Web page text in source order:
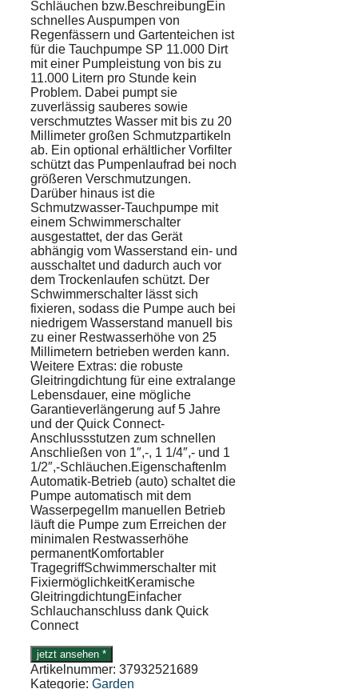
Schläuchen bzw.BeschreibungEin
schnelles Auspumpen von
Regenfässern und Gartenteichen ist
für die Tauchpumpe SP 11.000 Dirt
mit einer Pumpleistung von bis zu
11.000 Litern pro Stunde kein
Problem. Dabei pumpt sie
zuverlässig sauberes sowie
verschmutztes Wasser mit bis zu 20
Millimeter großen Schmutzpartikeln
ab. Ein optional erhältlicher Vorfilter
schützt das Pumpenlaufrad bei noch
größeren Verschmutzungen.
Darüber hinaus ist die
Schmutzwasser-Tauchpumpe mit
einem Schwimmerschalter
ausgestattet, der das Gerät
abhängig vom Wasserstand ein- und
ausschaltet und dadurch auch vor
dem Trockenlaufen schützt. Der
Schwimmerschalter lässt sich
fixieren, sodass die Pumpe auch bei
niedrigem Wasserstand manuell bis
zu einer Restwasserhöhe von 25
Millimetern betrieben werden kann.
Weitere Extras: die robuste
Gleitringdichtung für eine extralange
Lebensdauer, eine mögliche
Garantieverlängerung auf 5 Jahre
und der Quick Connect-
Anschlussstutzen zum schnellen
Anschließen von 1″,-, 1 1/4″,- und 1
1/2″,-Schläuchen.EigenschaftenIm
Automatik-Betrieb (auto) schaltet die
Pumpe automatisch mit dem
WasserpegelIm manuellen Betrieb
läuft die Pumpe zum Erreichen der
minimalen Restwasserhöhe
permanentKomfortabler
TragegriffSchwimmerschalter mit
FixiermöglichkeitKeramische
GleitringdichtungEinfacher
Schlauchanschluss dank Quick
Connect
jetzt ansehen *
Artikelnummer: 37932521689
Kategorie: Garden